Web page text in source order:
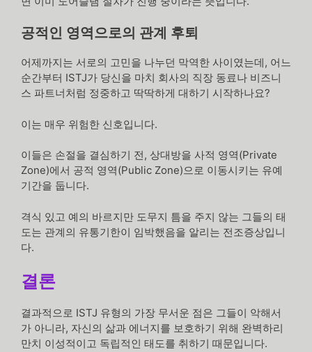
공적인 영역으로의 관계 후퇴
어제까지는 서로의 고민을 나누던 막역한 사이였는데, 어느
순간부터 ISTJ가 당신을 마치 회사의 직장 동료나 비즈니
스 파트너처럼 정중하고 딱딱하게 대하기 시작하나요?
이는 매우 위험한 신호입니다.
이들은 손절을 결심하기 전, 상대방을 사적 영역(Private
Zone)에서 공적 영역(Public Zone)으로 이동시키는 유예
기간을 둡니다.
격식 있고 예의 바르지만 도무지 틈을 주지 않는 그들의 태
도는 관계의 유통기한이 임박했음을 알리는 전조증상입니
다.
결론
결과적으로 ISTJ 유형의 가장 무서운 점은 그들이 악해서
가 아니라, 자신의 삶과 에너지를 보호하기 위해 완벽하리
만치 이성적이고 독립적인 태도를 취하기 때문입니다.